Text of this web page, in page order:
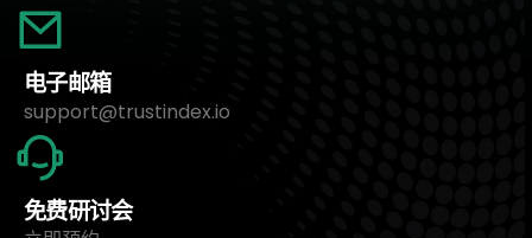
电子邮箱
support@trustindex.io
免费研讨会